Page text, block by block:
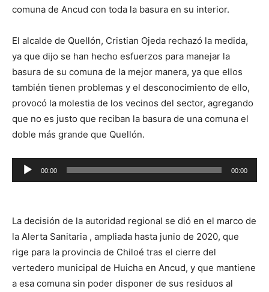
comuna de Ancud con toda la basura en su interior.
El alcalde de Quellón, Cristian Ojeda rechazó la medida,
ya que dijo se han hecho esfuerzos para manejar la
basura de su comuna de la mejor manera, ya que ellos
también tienen problemas y el desconocimiento de ello,
provocó la molestia de los vecinos del sector, agregando
que no es justo que reciban la basura de una comuna el
doble más grande que Quellón.
Reproductor
de
00:00 00:00
La decisión de la autoridad regional se dió en el marco de
la Alerta Sanitaria , ampliada hasta junio de 2020, que
rige para la provincia de Chiloé tras el cierre del
vertedero municipal de Huicha en Ancud, y que mantiene
a esa comuna sin poder disponer de sus residuos al